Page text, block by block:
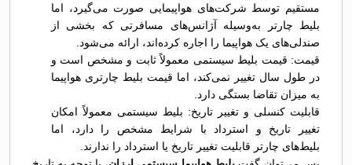
مستقیم توسط شرکت‌های هواپیمایی صورت می‌گیرد، اما
بلیط چارتر به‌وسیله آژانس‌های مسافرتی که بخشی از
صندلی‌های یک هواپیما را اجاره کرده‌اند، ارائه می‌شود.
قیمت: قیمت بلیط سیستمی معمولاً ثابت و مشخص است و
در طول سال تغییر نمی‌کند، اما قیمت بلیط چارتری هواپیما
به میزان تقاضا بستگی دارد.
قابلیت کنسلی و تغییر تاریخ: بلیط سیستمی معمولاً امکان
تغییر تاریخ و استرداد با شرایط مشخص را دارد، اما
بلیط‌های چارتر قابلیت تغییر تاریخ یا استرداد را ندارند.